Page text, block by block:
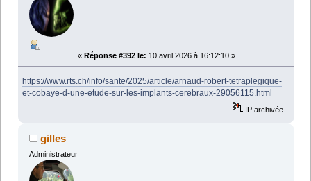
« Réponse #392 le: 10 avril 2026 à 16:12:10 »
https://www.rts.ch/info/sante/2025/article/arnaud-robert-tetraplegique-
et-cobaye-d-une-etude-sur-les-implants-cerebraux-29056115.html
IP archivée
gilles
Administrateur